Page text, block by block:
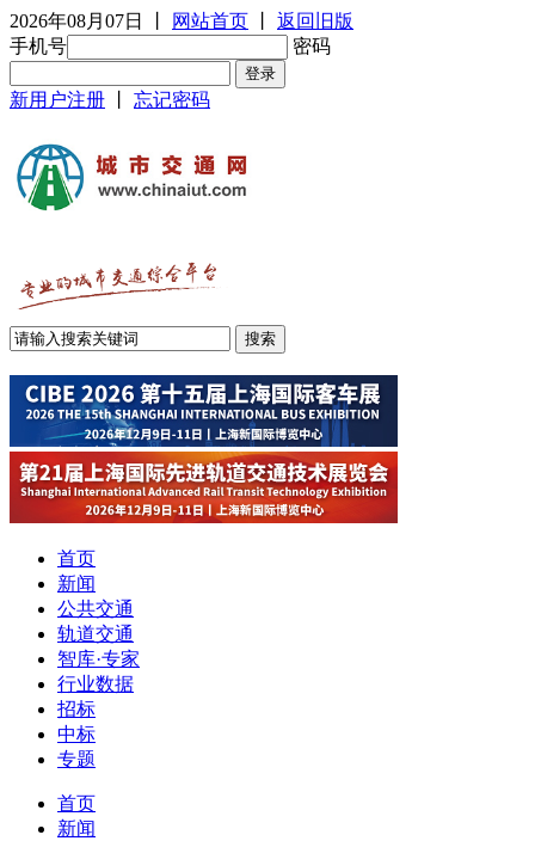
2026年08月07日 网站首页
返回旧版
手机号
密码
新用户注册 忘记密码
首页
新闻
公共交通
轨道交通
智库·专家
行业数据
招标
中标
专题
首页
新闻